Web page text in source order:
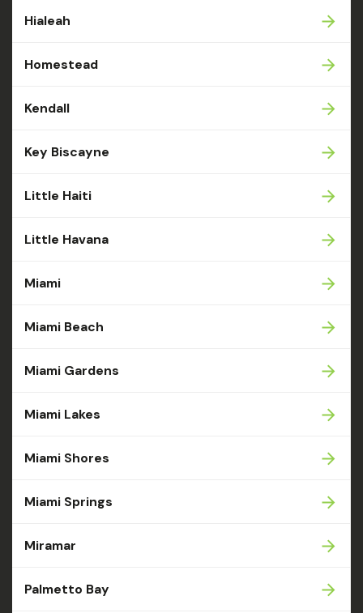
Hialeah
Homestead
Kendall
Key Biscayne
Little Haiti
Little Havana
Miami
Miami Beach
Miami Gardens
Miami Lakes
Miami Shores
Miami Springs
Miramar
Palmetto Bay